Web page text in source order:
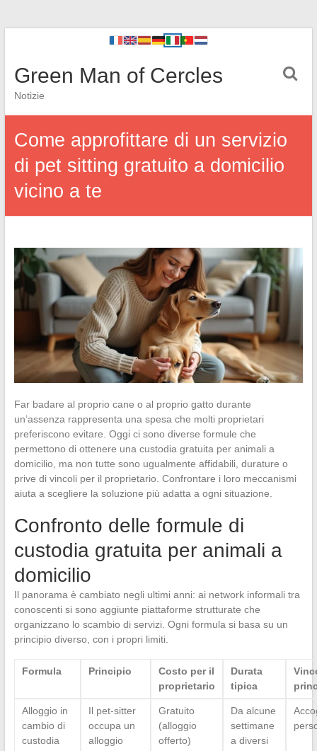
Green Man of Cercles
Notizie
Come approfittare di un servizio
di pet sitting gratuito a domicilio
vicino a te
Far badare al proprio cane o al proprio gatto durante
un’assenza rappresenta una spesa che molti proprietari
preferiscono evitare. Oggi ci sono diverse formule che
permettono di ottenere una custodia gratuita per animali a
domicilio, ma non tutte sono ugualmente affidabili, durature o
prive di vincoli per il proprietario. Confrontare i loro meccanismi
aiuta a scegliere la soluzione più adatta a ogni situazione.
Confronto delle formule di
custodia gratuita per animali a
domicilio
Il panorama è cambiato negli ultimi anni: ai network informali tra
conoscenti si sono aggiunte piattaforme strutturate che
organizzano lo scambio di servizi. Ogni formula si basa su un
principio diverso, con i propri limiti.
Formula Principio
Costo per il
proprietario
Durata
tipica
Alloggio in
cambio di
custodia
Il pet-sitter
occupa un
alloggio
Gratuito
(alloggio
offerto)
Da alcune
settimane
a diversi